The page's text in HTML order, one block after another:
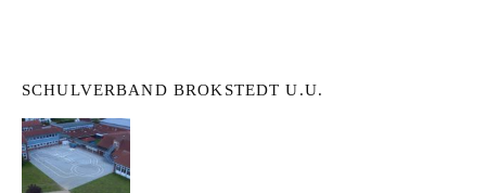
SCHULVERBAND BROKSTEDT U.U.